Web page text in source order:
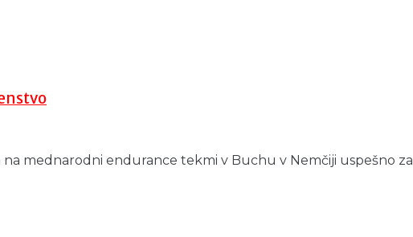
mednarodni endurance tekmi v Buchu v Nemčiji uspešno